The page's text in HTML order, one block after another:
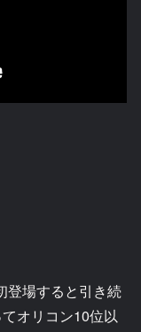
登場すると引き続
オリコン10位以